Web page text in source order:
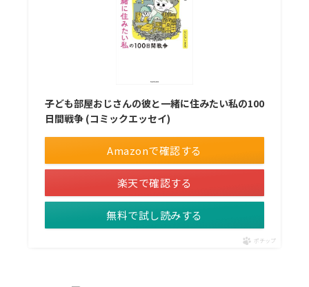
子ども部屋おじさんの彼と一緒に住みたい私の100
日間戦争 (コミックエッセイ)
Amazonで確認する
楽天で確認する
無料で試し読みする
ポチップ